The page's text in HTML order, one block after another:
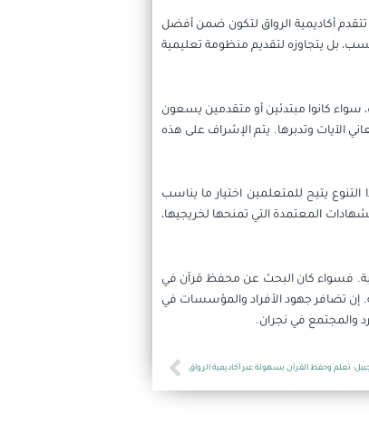
تتقدم أكاديمية الرواق لتكون ضمن أفضل
بل يتجاوزه لتقديم منظومة تعليمية
كانوا مبتدئين أو متقدمين يسعون
الآيات وتدبرها. يتم الإشراف على هذه
يتيح للمتعلمين اختيار ما يناسب
المعتمدة التي تمنحها لخريجيها،
فسواء كان البحث عن محفظ قرآن في
إن تضافر جهود الأفراد والمؤسسات في
والمجتمع في نجران.
تعلم وحفظ القرآن بسهولة عبر أكاديمية الرواقNext